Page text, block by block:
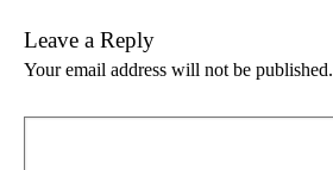
Leave a Reply
Your email address will not be published.